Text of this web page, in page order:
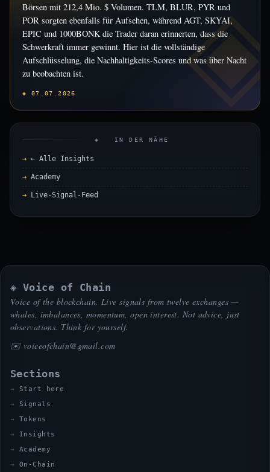
Börsen mit 212,4 Mio. $ Volumen. TLM, BLUR, PYR und
POR sorgten ebenfalls für Aufsehen, während AGT, SKYAI,
EPIC und 1000BONK die Trader daran erinnerten, dass die
Schwerkraft immer gewinnt. Hier ist die vollständige
Aufschlüsselung, die Nachhaltigkeits-Scores und was über Nacht
zu beobachten ist.
◈ 07.07.2026
◈ IN DER NÄHE
← Alle Insights
Academy
Live-Signal-Feed
◈ Voice of Chain
Voice of the blockchain. Live signals from twelve exchanges —
whales, imbalances, momentum, open interest. Not advice, just
observations. Think for yourself.
✉️ voiceofchain@gmail.com
Sections
Start here
Signals
Tokens
Insights
Academy
On-Chain